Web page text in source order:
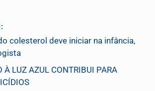
colesterol deve iniciar na infância,
À LUZ AZUL CONTRIBUI PARA